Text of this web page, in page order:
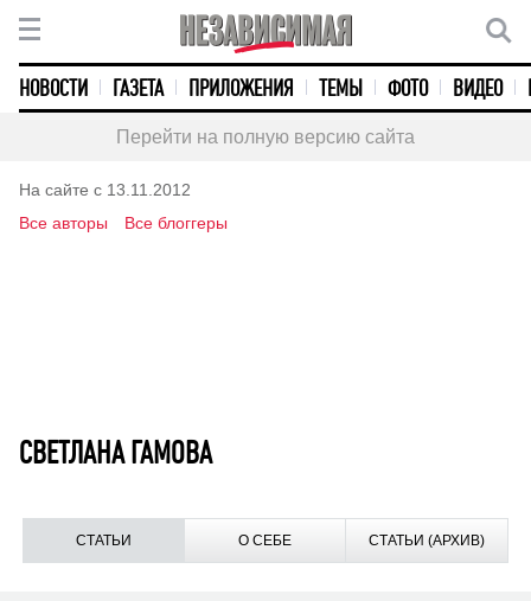
НОВОСТИ ГАЗЕТА ПРИЛОЖЕНИЯ ТЕМЫ ФОТО ВИДЕО
Перейти на полную версию сайта
На сайте с 13.11.2012
Все авторы
Все блоггеры
СВЕТЛАНА ГАМОВА
СТАТЬИ О СЕБЕ СТАТЬИ (АРХИВ)